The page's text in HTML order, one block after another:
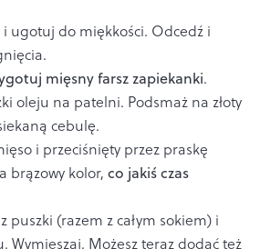
ugotuj do miękkości. Odcedź i
mięsny farsz zapiekanki.
oleju na patelni. Podsmaż na złoty
cebulę.
i przeciśnięty przez praskę
brązowy kolor, co jakiś czas
puszki (razem z całym sokiem) i
Wymieszaj. Możesz teraz dodać też